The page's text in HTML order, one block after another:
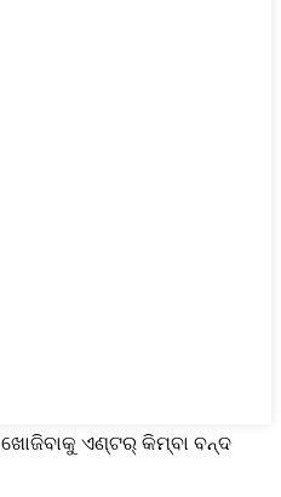
ଖୋଜିବାକୁ ଏଣ୍ଟର୍ କିମ୍ବା ବନ୍ଦ